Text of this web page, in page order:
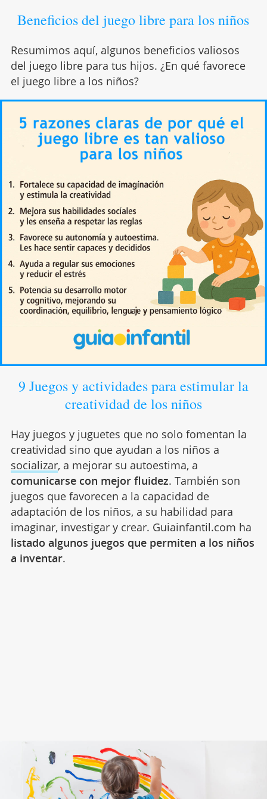
Beneficios del juego libre para los niños
Resumimos aquí, algunos beneficios valiosos
del juego libre para tus hijos. ¿En qué favorece
el juego libre a los niños?
9 Juegos y actividades para estimular la
creatividad de los niños
Hay juegos y juguetes que no solo fomentan la
creatividad sino que ayudan a los niños a
socializar, a mejorar su autoestima, a
comunicarse con mejor fluidez. También son
juegos que favorecen a la capacidad de
adaptación de los niños, a su habilidad para
imaginar, investigar y crear. Guiainfantil.com ha
listado algunos juegos que permiten a los niños
a inventar.